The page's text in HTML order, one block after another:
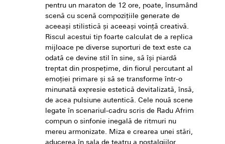
pentru un maraton de 12 ore, poate, însumând
scenă cu scenă compoziţiile generate de
aceeaşi stilistică şi aceeaşi voinţă creativă.
Riscul acestui tip foarte calculat de a replica
mijloace pe diverse suporturi de text este ca
odată ce devine stil în sine, să îşi piardă
treptat din prospeţime, din fiorul percutant al
emoţiei primare şi să se transforme într-o
minunată expresie estetică devitalizată, însă,
de acea pulsiune autentică. Cele nouă scene
legate în scenariul-cadru scris de Radu Afrim
compun o sinfonie inegală de ritmuri nu
mereu armonizate. Miza e crearea unei stări,